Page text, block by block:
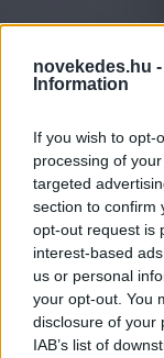
novekedes.hu -
Information
If you wish to opt-
processing of
targeted
section to confirm
opt-out request is
interest-based
us or personal
your opt-out. You
disclosure of your
IAB’s list of
Henkel
vezér:
lesz
ELEMZÉSEK 2023.